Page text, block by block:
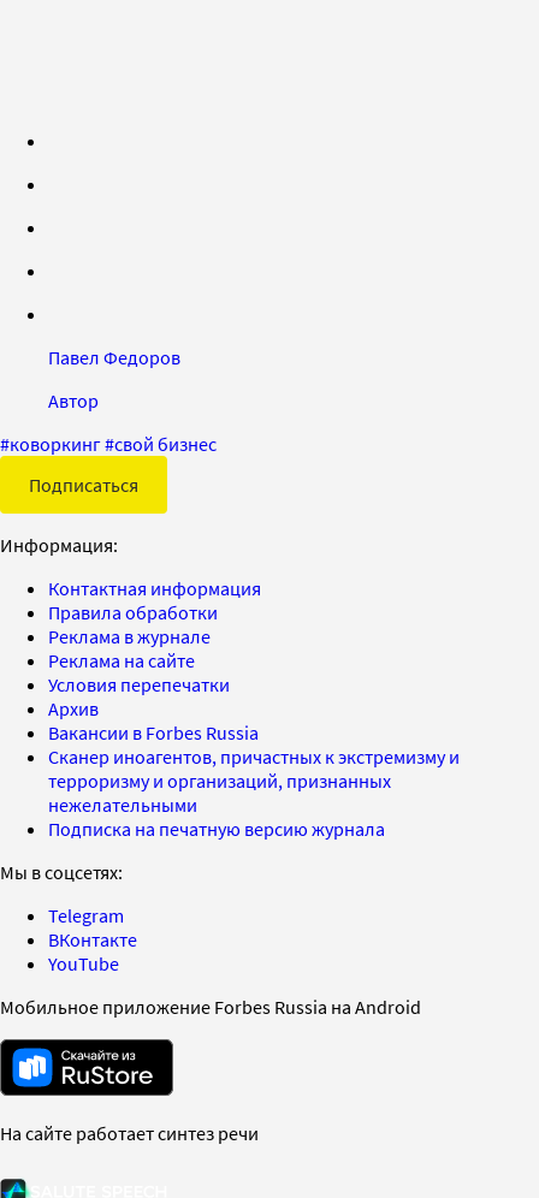
Павел Федоров
Автор
#коворкинг#свой бизнес
Подписаться
Информация:
Контактная информация
Правила обработки
Реклама в журнале
Реклама на сайте
Условия перепечатки
Архив
Вакансии в Forbes Russia
Сканер иноагентов, причастных к экстремизму и
терроризму и организаций, признанных
нежелательными
Подписка на печатную версию журнала
Мы в соцсетях:
Telegram
ВКонтакте
YouTube
Мобильное приложение Forbes Russia на Android
На сайте работает синтез речи